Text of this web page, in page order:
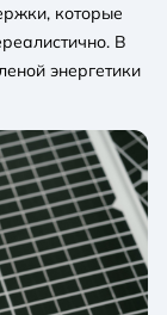
которые
В
энергетики